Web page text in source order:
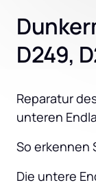
D249,
Reparatur
unteren
So erkennen
Die untere